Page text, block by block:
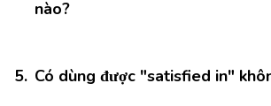
nào?
5. Có dùng được "satisfied in"